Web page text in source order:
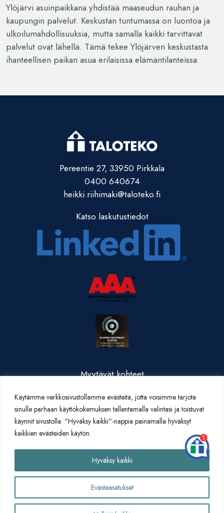
Käytämme verkkosivustollamme evästeitä, jotta voisimme tarjota
sinulle parhaan käyttökokemuksen tallentamalla valintasi ja toistuvat
käynnit sivustolla. "Hyväksy kaikki"-nappia painamalla hyväksyt
kaikkien evästeiden käytön.
Evästeasetukset
Hyväksy kaikki
Yhteydenottolomake
Ylöjärvi asuinpaikkana yhdistää maaseudun rauhan ja
kaupungin palvelut. Keskustan tuntumassa on luontoa ja
ulkoilumahdollisuuksia, mutta samalla kaikki tarvittavat
palvelut ovat lähellä. Tämä tekee Ylöjärven keskustasta
ihanteellisen paikan asua erilaisissa elämäntilanteissa.
Pereentie 27, 33950 Pirkkala
0400 640674
heikki.riihimaki@taloteko.fi
Katso laskutustiedot
Myytävät kohteet
Yritysesittely
Yhteystiedot
Artikkelit